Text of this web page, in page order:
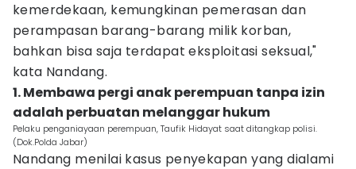
kemerdekaan, kemungkinan pemerasan dan
perampasan barang-barang milik korban,
bahkan bisa saja terdapat eksploitasi seksual,"
kata Nandang.
1. Membawa pergi anak perempuan tanpa izin
adalah perbuatan melanggar hukum
Pelaku penganiayaan perempuan, Taufik Hidayat saat ditangkap polisi.
(Dok.Polda Jabar)
Nandang menilai kasus penyekapan yang dialami